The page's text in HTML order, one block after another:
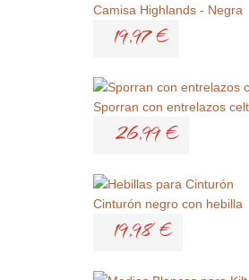
Camisa Highlands - Negra
19,97 €
Sporran con entrelazos
26,99 €
Cinturón negro con hebilla
19,98 €